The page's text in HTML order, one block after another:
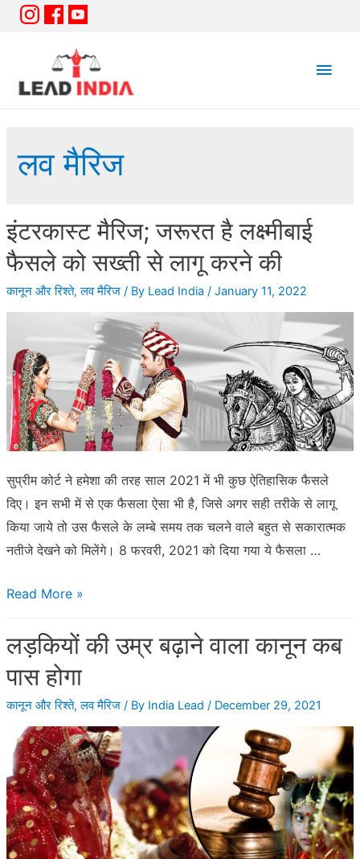
Main
लव मैरिज
इंटरकास्ट मैरिज; जरूरत है लक्ष्मीबाई
फैसले को सख्ती से लागू करने की
कानून और रिश्ते,लव मैरिज/ By Lead India / January 11, 2022
सुप्रीम कोर्ट ने हमेशा की तरह साल 2021 में भी कुछ ऐतिहासिक फैसले
दिए। इन सभी में से एक फैसला ऐसा भी है, जिसे अगर सही तरीके से लागू
किया जाये तो उस फैसले के लम्बे समय तक चलने वाले बहुत से सकारात्मक
नतीजे देखने को मिलेंगे। 8 फरवरी, 2021 को दिया गया ये फैसला …
इंटरकास्ट
जरूरत
लक्ष्मीबाई
फैसले
सख्ती
से
लागू
करने
की
Read More »
लड़कियों की उम्र बढ़ाने वाला कानून कब
पास होगा
कानून और रिश्ते,लव मैरिज/ By India Lead / December 29, 2021